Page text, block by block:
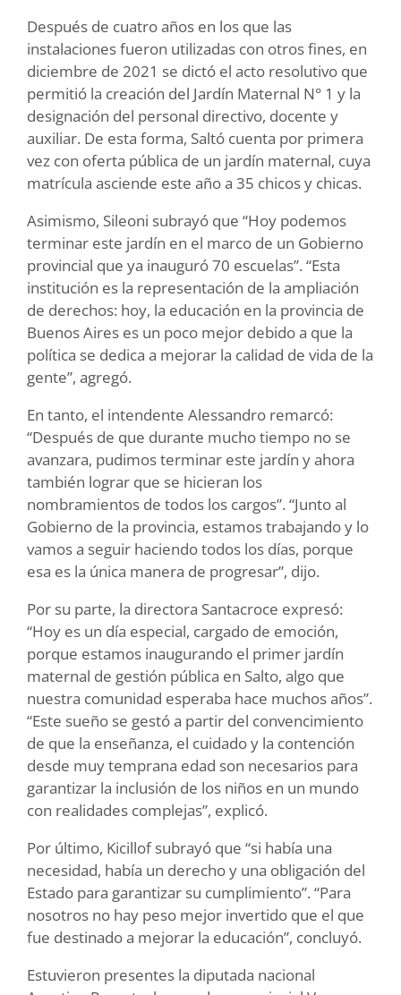
Después de cuatro años en los que las
instalaciones fueron utilizadas con otros fines, en
diciembre de 2021 se dictó el acto resolutivo que
permitió la creación del Jardín Maternal N° 1 y la
designación del personal directivo, docente y
auxiliar. De esta forma, Saltó cuenta por primera
vez con oferta pública de un jardín maternal, cuya
matrícula asciende este año a 35 chicos y chicas.
Asimismo, Sileoni subrayó que “Hoy podemos
terminar este jardín en el marco de un Gobierno
provincial que ya inauguró 70 escuelas”. “Esta
institución es la representación de la ampliación
de derechos: hoy, la educación en la provincia de
Buenos Aires es un poco mejor debido a que la
política se dedica a mejorar la calidad de vida de la
gente”, agregó.
En tanto, el intendente Alessandro remarcó:
“Después de que durante mucho tiempo no se
avanzara, pudimos terminar este jardín y ahora
también lograr que se hicieran los
nombramientos de todos los cargos”. “Junto al
Gobierno de la provincia, estamos trabajando y lo
vamos a seguir haciendo todos los días, porque
esa es la única manera de progresar”, dijo.
Por su parte, la directora Santacroce expresó:
“Hoy es un día especial, cargado de emoción,
porque estamos inaugurando el primer jardín
maternal de gestión pública en Salto, algo que
nuestra comunidad esperaba hace muchos años”.
“Este sueño se gestó a partir del convencimiento
de que la enseñanza, el cuidado y la contención
desde muy temprana edad son necesarios para
garantizar la inclusión de los niños en un mundo
con realidades complejas”, explicó.
Por último, Kicillof subrayó que “si había una
necesidad, había un derecho y una obligación del
Estado para garantizar su cumplimiento”. “Para
nosotros no hay peso mejor invertido que el que
fue destinado a mejorar la educación”, concluyó.
Estuvieron presentes la diputada nacional